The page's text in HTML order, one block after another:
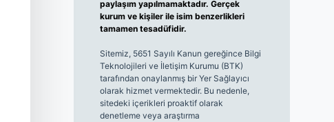
paylaşım yapılmamaktadır. Gerçek
kurum ve kişiler ile isim benzerlikleri
tamamen tesadüfidir.
Sitemiz, 5651 Sayılı Kanun gereğince Bilgi
Teknolojileri ve İletişim Kurumu (BTK)
tarafından onaylanmış bir Yer Sağlayıcı
olarak hizmet vermektedir. Bu nedenle,
sitedeki içerikleri proaktif olarak
denetleme veya araştırma